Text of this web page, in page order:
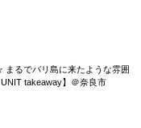
るでバリ島に来たような雰囲
takeaway】＠奈良市